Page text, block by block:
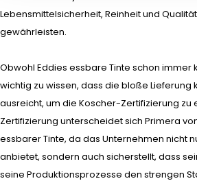
Lebensmittelsicherheit, Reinheit und
gewährleisten.
Obwohl Eddies essbare Tinte schon immer
wichtig zu wissen, dass die bloße Lieferung
ausreicht, um die Koscher-Zertifizierung zu
Zertifizierung unterscheidet sich Primera
essbarer Tinte, da das Unternehmen nicht
anbietet, sondern auch sicherstellt, dass
seine Produktionsprozesse den strengen